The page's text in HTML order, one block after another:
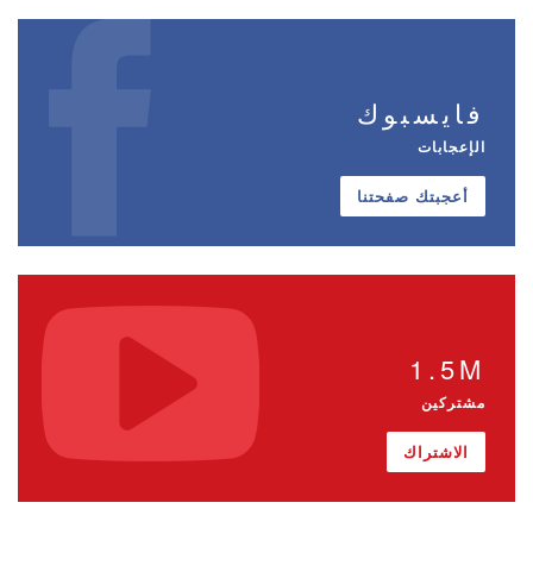
فايسبوك
الإعجابات
أعجبتك صفحتنا
1.5M
مشتركين
الاشتراك